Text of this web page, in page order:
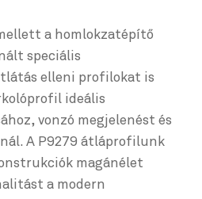
a homlokzatépítő
speciális
elleni profilokat is
ideális
vonzó megjelenést és
A P9279 átláprofilunk
magánélet
a modern